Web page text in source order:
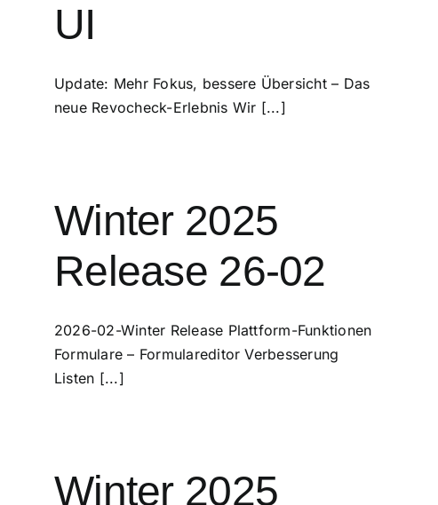
UI
Update: Mehr Fokus, bessere Übersicht – Das
neue Revocheck-Erlebnis Wir [...]
Winter 2025
Release 26-02
2026-02-Winter Release Plattform-Funktionen
Formulare – Formulareditor Verbesserung
Listen [...]
Winter 2025